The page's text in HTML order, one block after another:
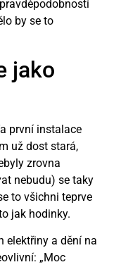
by se to
jako
první instalace
už dost stará,
zrovna
nebudu) se taky
to všichni teprve
jak hodinky.
elektřiny a dění na
„Moc